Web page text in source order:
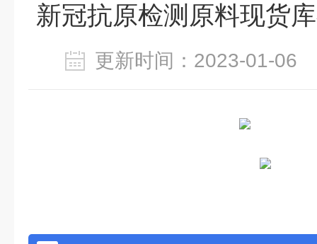
新冠抗原检测原料现货
更新时间：2023-01-